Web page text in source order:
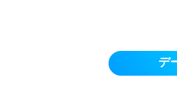
デ